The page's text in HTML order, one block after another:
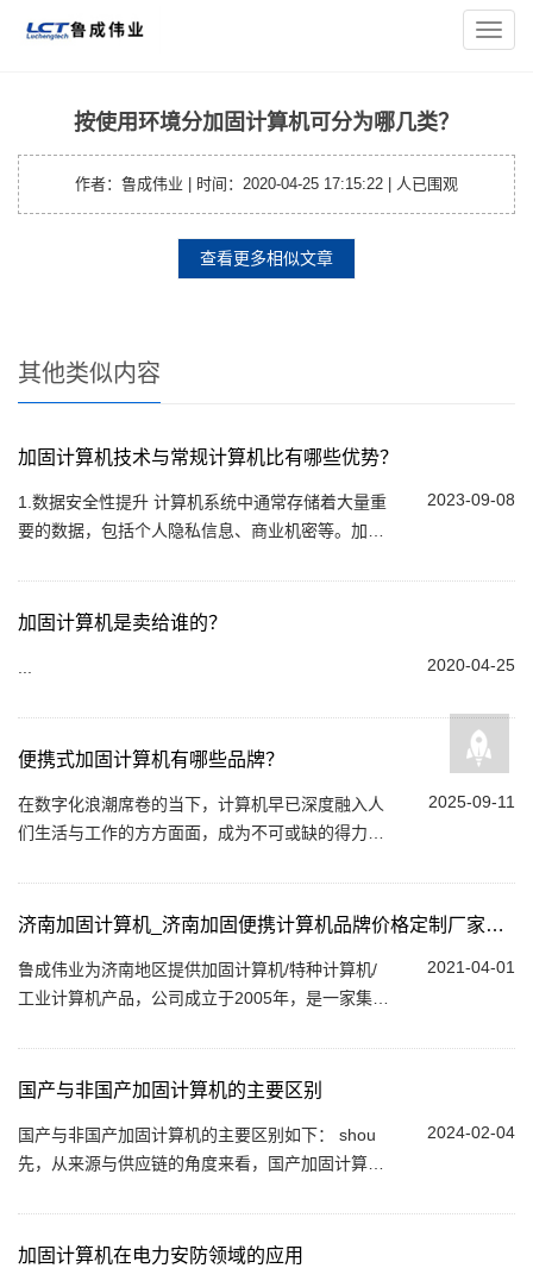
导
航
您的位置：主页
> 按使用环境分加固计算机可分为
按使用环境分加固计算机可分为哪几类？
作者：鲁成伟业 | 时间：2020-04-25 17:15:22 | 人已围观
查看更多相似文章
其他类似内容
加固计算机技术与常规计算机比有哪些优势？
2023-09-08
1.数据安全性提升 计算机系统中通常存储着大量重
要的数据，包括个人隐私信息、商业机密等。加固
的访问和窃取，从而大大提升了数据的安全性...
加固计算机是卖给谁的？
2020-04-25
便携式加固计算机有哪些品牌？
2025-09-11
在数字化浪潮席卷的当下，计算机早已深度融入人
们生活与工作的方方面面，成为不可或缺的得力助
境时，普通计算机便显得力不从心。此时，便...
济南加固计算机_济南加固便携计算机品牌价格定制厂家供应
2021-04-01
鲁成伟业为济南地区提供加固计算机/特种计算机/
工业计算机产品，公司成立于2005年，是一家集研
为国防工、航k航t、石油石化、烟草、...
国产与非国产加固计算机的主要区别
2024-02-04
国产与非国产加固计算机的主要区别如下： shou
先，从来源与供应链的角度来看，国产加固计算机
降低了对外部供应的依赖，而且增强了供应链...
加固计算机在电力安防领域的应用